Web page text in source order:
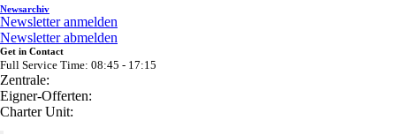
Newsarchiv
Newsletter anmelden
Newsletter abmelden
Get in Contact
Full Service Time: 08:45 - 17:15
Zentrale:
Eigner-Offerten:
Charter Unit: